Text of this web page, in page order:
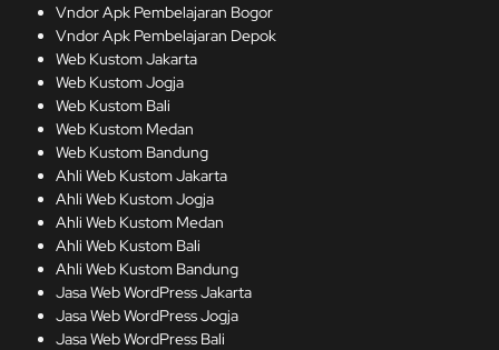
Vndor Apk Pembelajaran Bogor
Vndor Apk Pembelajaran Depok
Web Kustom Jakarta
Web Kustom Jogja
Web Kustom Bali
Web Kustom Medan
Web Kustom Bandung
Ahli Web Kustom Jakarta
Ahli Web Kustom Jogja
Ahli Web Kustom Medan
Ahli Web Kustom Bali
Ahli Web Kustom Bandung
Jasa Web WordPress Jakarta
Jasa Web WordPress Jogja
Jasa Web WordPress Bali